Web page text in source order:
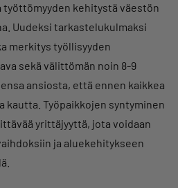
työttömyyden kehitystä väestön
Uudeksi tarkastelukulmaksi
merkitys työllisyyden
sekä välittömän noin 8-9
ansiosta, että ennen kaikkea
Työpaikkojen syntyminen
yrittäjyyttä, jota voidaan
ja aluekehitykseen